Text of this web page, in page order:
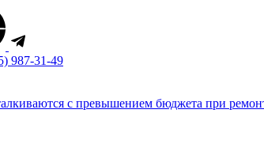
987-31-49
с превышением бюджета при